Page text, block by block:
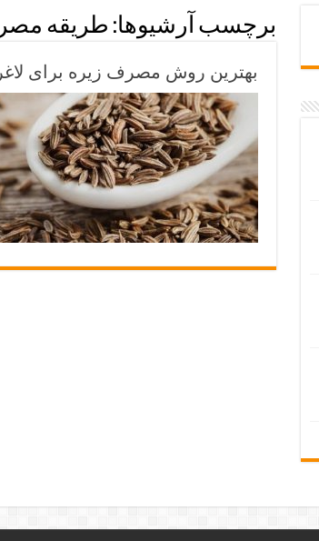
برچسب آرشیوها: طریقه
بهترین روش مصرف زیره برای